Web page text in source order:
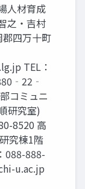
人材育成
之・吉村
四万十町
TEL：
コミュニ
研究室)
8520 高
究棟1階
088-888-
u.ac.jp